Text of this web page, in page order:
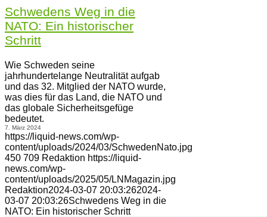
Schwedens Weg in die
NATO: Ein historischer
Schritt
Wie Schweden seine
jahrhundertelange Neutralität aufgab
und das 32. Mitglied der NATO wurde,
was dies für das Land, die NATO und
das globale Sicherheitsgefüge
bedeutet.
7. März 2024
https://liquid-news.com/wp-
content/uploads/2024/03/SchwedenNato.jpg
450 709 Redaktion https://liquid-
news.com/wp-
content/uploads/2025/05/LNMagazin.jpg
Redaktion2024-03-07 20:03:262024-
03-07 20:03:26Schwedens Weg in die
NATO: Ein historischer Schritt